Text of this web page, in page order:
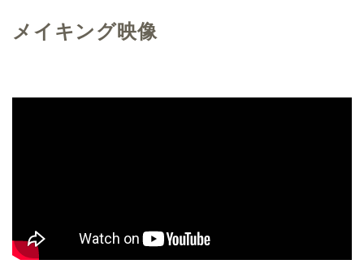
メイキング映像